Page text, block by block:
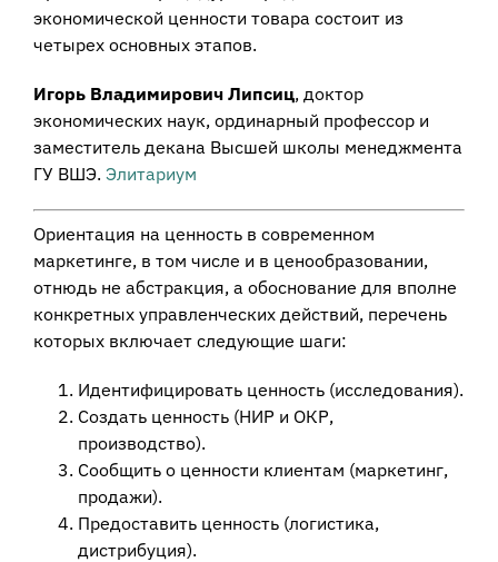
экономической ценности товара состоит из
четырех основных этапов.
Игoрь Влaдимиpoвич Липcиц, доктор
экономических наук, ординарный профессор и
заместитель декана Высшей школы менеджмента
ГУ BШЭ. Элитариум
Ориентация на ценность в современном
маркетинге, в том числе и в ценообразовании,
отнюдь не абстракция, а обоснование для вполне
конкретных управленческих действий, перечень
которых включает следующие шаги:
Идентифицировать ценность (исследования).
Создать ценность (НИР и ОКР,
производство).
Сообщить о ценности клиентам (маркетинг,
продажи).
Предоставить ценность (логистика,
дистрибуция).